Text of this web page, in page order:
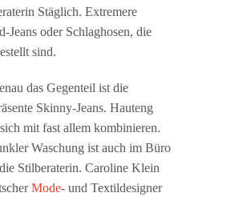
Stäglich. Extremere
Jeans oder Schlaghosen, die
sind.
das Gegenteil ist die
Skinny-Jeans. Hauteng
mit fast allem kombinieren.
Waschung ist auch im Büro
Stilberaterin. Caroline Klein
Mode- und Textildesigner